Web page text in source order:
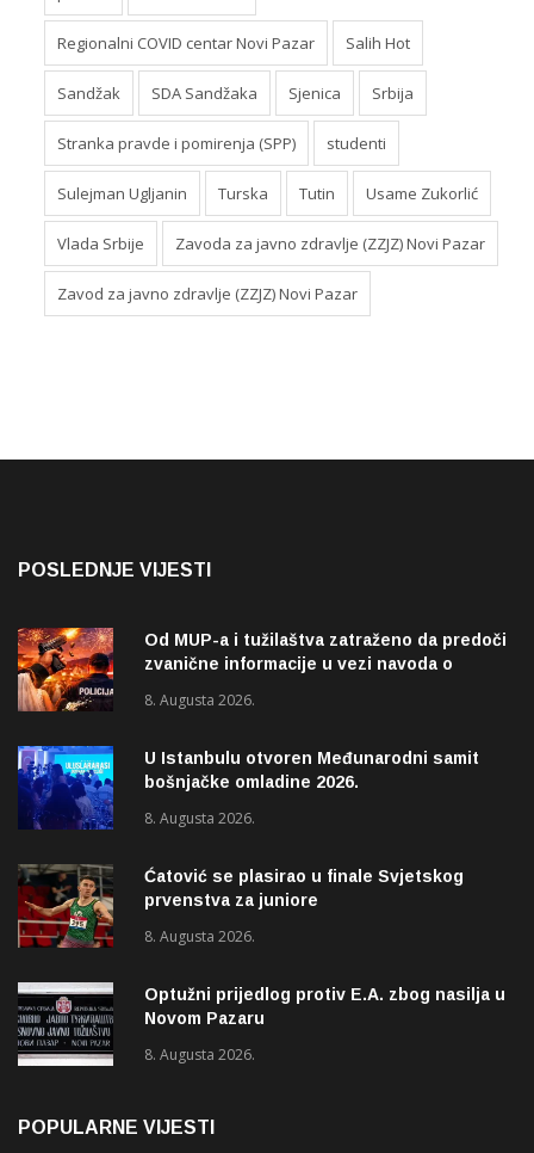
Regionalni COVID centar Novi Pazar Salih Hot
Sandžak SDA Sandžaka Sjenica Srbija
Stranka pravde i pomirenja (SPP) studenti
Sulejman Ugljanin Turska Tutin Usame Zukorlić
Vlada Srbije Zavoda za javno zdravlje (ZZJZ) Novi Pazar
Zavod za javno zdravlje (ZZJZ) Novi Pazar
POSLEDNJE VIJESTI
Od MUP-a i tužilaštva zatraženo da predoči
zvanične informacije u vezi navoda o
Pazaru
8. Augusta 2026.
U Istanbulu otvoren Međunarodni samit
bošnjačke omladine 2026.
8. Augusta 2026.
Ćatović se plasirao u finale Svjetskog
prvenstva za juniore
8. Augusta 2026.
Optužni prijedlog protiv E.A. zbog nasilja u
Novom Pazaru
8. Augusta 2026.
POPULARNE VIJESTI